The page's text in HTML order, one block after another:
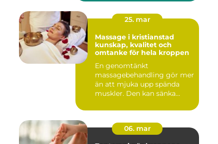
25. mar
Massage i kristianstad
kunskap, kvalitet och
omtanke för hela kroppen
En genomtänkt
massagebehandling gör mer
än att mjuka upp spända
muskler. Den kan sänka
06. mar